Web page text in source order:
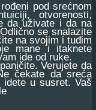
pod srećnom
otvorenosti,
da uživate i da na
se snalazite
na svojim i tuđim
mane i itaknete
ide od ruke.
Verujete da
čekate da sreća
u susret. Vaš